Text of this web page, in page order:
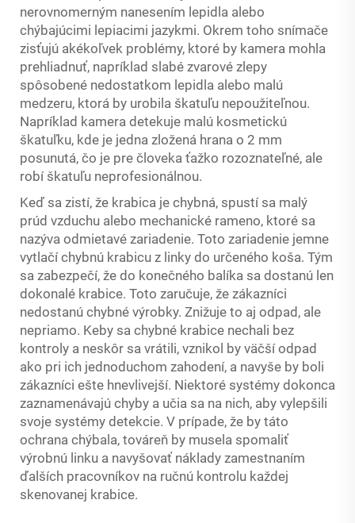
nerovnomerným nanesením lepidla alebo
chýbajúcimi lepiacimi jazykmi. Okrem toho snímače
zisťujú akékoľvek problémy, ktoré by kamera mohla
prehliadnuť, napríklad slabé zvarové zlepy
spôsobené nedostatkom lepidla alebo malú
medzeru, ktorá by urobila škatuľu nepoužiteľnou.
Napríklad kamera detekuje malú kosmetickú
škatuľku, kde je jedna zložená hrana o 2 mm
posunutá, čo je pre človeka ťažko rozoznateľné, ale
robí škatuľu neprofesionálnou.
Keď sa zistí, že krabica je chybná, spustí sa malý
prúd vzduchu alebo mechanické rameno, ktoré sa
nazýva odmietavé zariadenie. Toto zariadenie jemne
vytlačí chybnú krabicu z linky do určeného koša. Tým
sa zabezpečí, že do konečného balíka sa dostanú len
dokonalé krabice. Toto zaručuje, že zákazníci
nedostanú chybné výrobky. Znižuje to aj odpad, ale
nepriamo. Keby sa chybné krabice nechali bez
kontroly a neskôr sa vrátili, vznikol by väčší odpad
ako pri ich jednoduchom zahodení, a navyše by boli
zákazníci ešte hnevlivejší. Niektoré systémy dokonca
zaznamenávajú chyby a učia sa na nich, aby vylepšili
svoje systémy detekcie. V prípade, že by táto
ochrana chýbala, továreň by musela spomaliť
výrobnú linku a navyšovať náklady zamestnaním
ďalších pracovníkov na ručnú kontrolu každej
skenovanej krabice.